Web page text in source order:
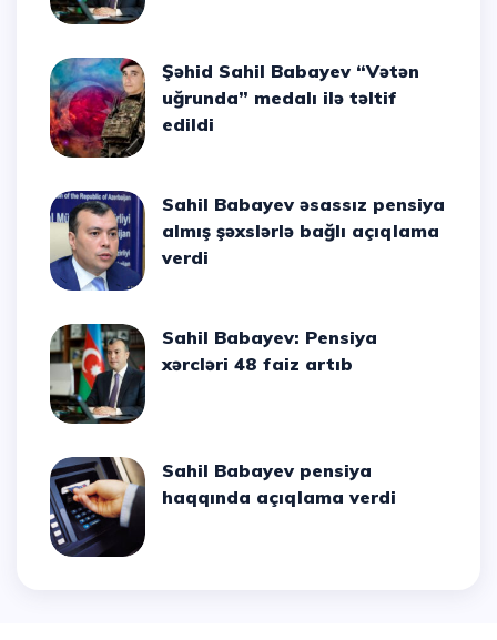
Şəhid Sahil Babayev “Vətən
uğrunda” medalı ilə təltif
edildi
Sahil Babayev əsassız pensiya
almış şəxslərlə bağlı açıqlama
verdi
Sahil Babayev: Pensiya
xərcləri 48 faiz artıb
Sahil Babayev pensiya
haqqında açıqlama verdi